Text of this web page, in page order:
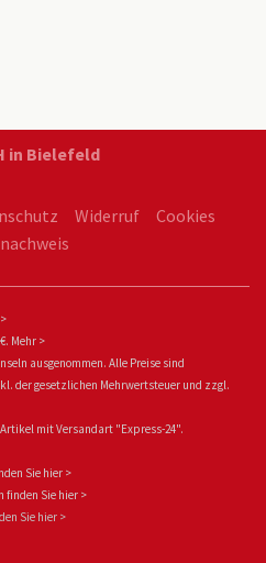
in Bielefeld
Widerruf
Cookies
Mehr >
ausgenommen. Alle Preise sind
der gesetzlichen Mehrwertsteuer und zzgl.
mit Versandart "Express-24".
Sie hier >
finden Sie hier >
den Sie hier >